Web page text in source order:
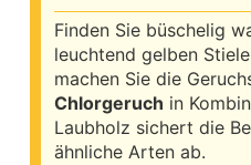
Finden Sie büschelig
leuchtend gelben
machen Sie die
Chlorgeruch in
Laubholz sichert die
ähnliche Arten ab.